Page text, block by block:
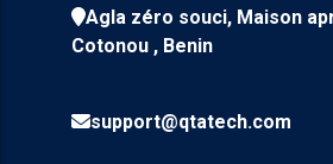
Agla zéro souci, Maison
Cotonou , Benin
support@qtatech.com